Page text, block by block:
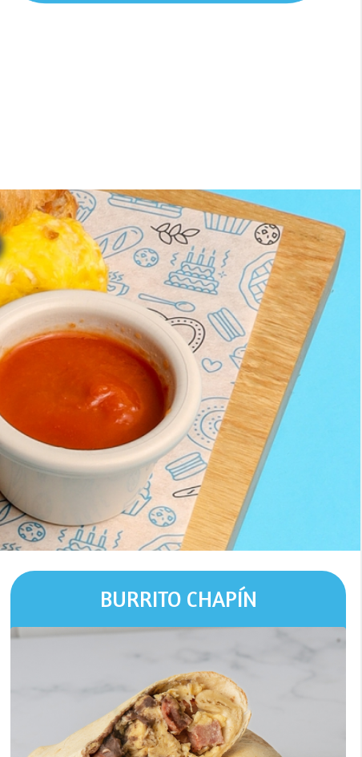
BURRITO CHAPÍN